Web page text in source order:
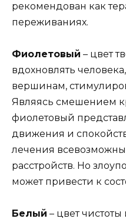
рекомендован как
переживаниях.
Фиолетовый – цвет
вдохновлять
вершинам,
Являясь смешением
фиолетовый
движения и
лечения
расстройств. Но
может привести к
Белый – цвет